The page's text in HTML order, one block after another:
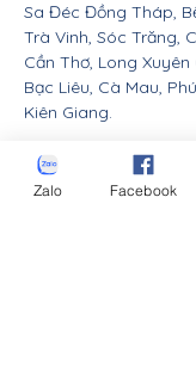
Sa Đéc Đồng Tháp,
Trà Vinh, Sóc Trăng,
Cần Thơ, Long
Bạc Liêu, Cà Mau,
Kiên Giang.
Nội thất Linco giao
thị xã tx, tp thành
Zalo Facebook